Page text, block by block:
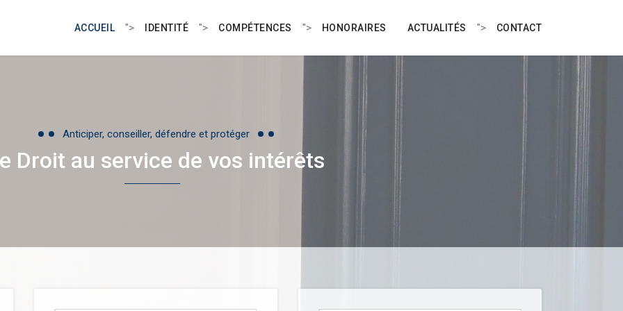
ACCUEIL "> IDENTITÉ "> COMPÉTENCES "> HONORAIRES ACTUALITÉS "> CONTACT
Anticiper, conseiller, défendre et protéger
Droit au service de vos intérêts